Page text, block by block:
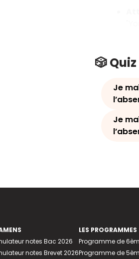
🎲 Quiz
Je
Je
notes Bac 2026
notes Brevet 2026
LES PROGRAMMES
Programme de
Programme de